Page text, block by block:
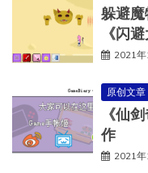
躲避
《闪
2021
原创文章
《仙
作
2021